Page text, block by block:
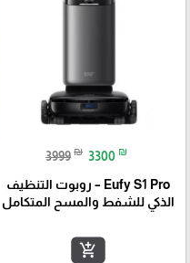
3999 ₪ 3300 ₪
Eufy S1 Pro – روبوت التنظيف
الذكي للشفط والمسح المتكامل
add_shopping_cart